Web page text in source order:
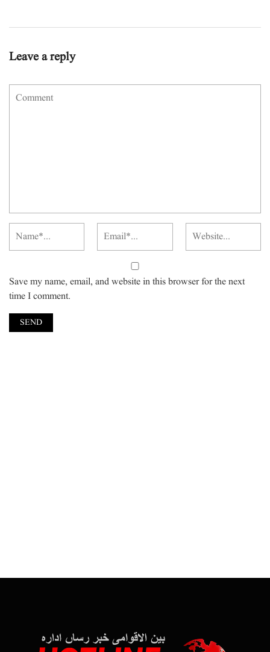
Leave a reply
Save my name, email, and website in this browser for the next
time I comment.